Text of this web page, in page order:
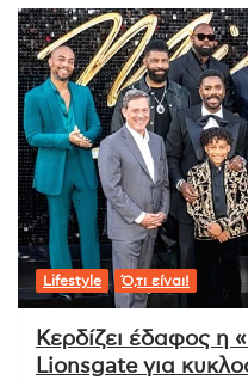
Lifestyle Ό,τι είναι!
Κερδίζει έδαφος η
Lionsgate για